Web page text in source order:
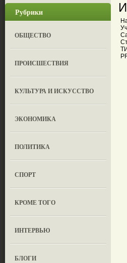
Рубрики
ОБЩЕСТВО
ПРОИСШЕСТВИЯ
КУЛЬТУРА И ИСКУССТВО
ЭКОНОМИКА
ПОЛИТИКА
СПОРТ
КРОМЕ ТОГО
ИНТЕРВЬЮ
БЛОГИ